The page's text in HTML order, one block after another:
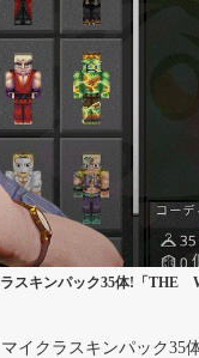
スキンパック35体!「
イクラスキンパック